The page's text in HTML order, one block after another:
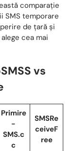
comparație
SMS temporare
de țară și
cea mai
vs
Primire
-
SMS.c
c
SMSRe
ceiveF
ree